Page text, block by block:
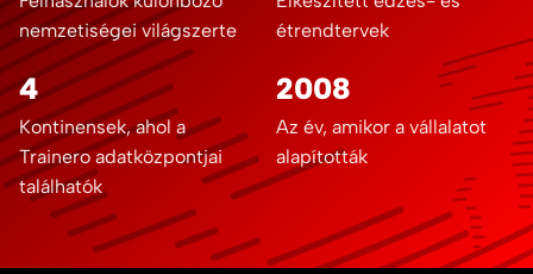
nemzetiségei világszerte
étrendtervek
4
Kontinensek, ahol a
Trainero adatközpontjai
találhatók
2008
Az év, amikor a vállalatot
alapították